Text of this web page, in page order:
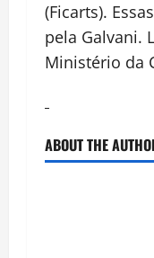
(Ficarts).
pela Galvani.
Ministério da
ABOUT THE